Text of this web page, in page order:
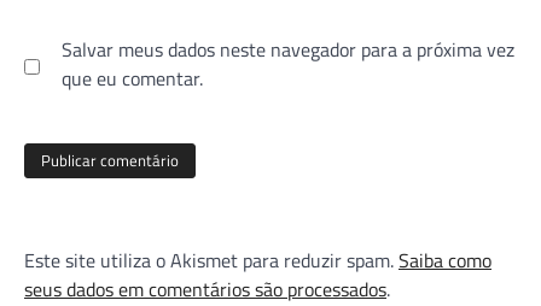
Salvar meus dados neste navegador para a próxima vez
que eu comentar.
Este site utiliza o Akismet para reduzir spam.Saiba como
seus dados em comentários são processados.